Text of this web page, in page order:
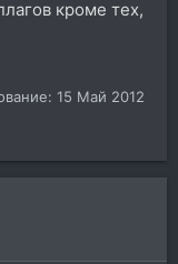
кроме тех,
15 Май 2012